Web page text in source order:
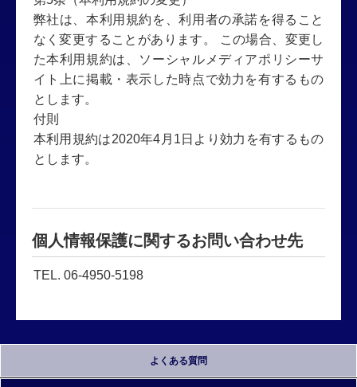
弊社は、本利用規約を、利用者の承諾を得ること
なく変更することがあります。 この場合、変更し
た本利用規約は、ソーシャルメディアポリシーサ
イト上に掲載・表示した時点で効力を有するもの
とします。
付則
本利用規約は2020年4月1日より効力を有するもの
とします。
個人情報保護に関するお問い合わせ先
TEL. 06-4950-5198
よくある質問